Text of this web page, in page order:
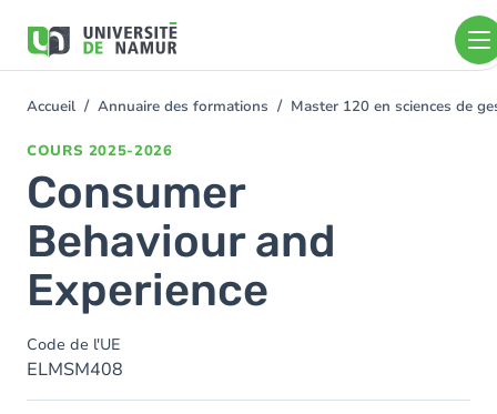
contenu
You
Accueil Annuaire des formations Master 120 en sciences de
COURS 2025-2026
Consumer
Behaviour and
Experience
Code de l'UE
ELMSM408